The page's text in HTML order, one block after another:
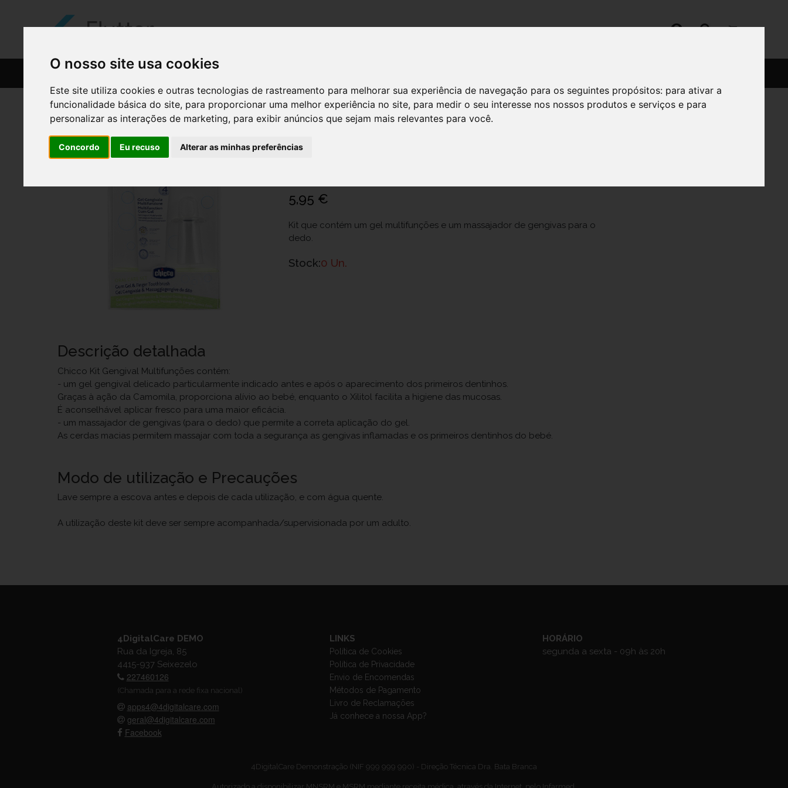
O nosso site usa cookies
Este site utiliza cookies e outras tecnologias de rastreamento para melhorar sua experiência de navegação para os seguintes propósitos: para ativar a
funcionalidade básica do site, para proporcionar uma melhor experiência no site, para medir o seu interesse nos nossos produtos e serviços e para
personalizar as interações de marketing, para exibir anúncios que sejam mais relevantes para você.
Concordo Eu recuso Alterar as minhas preferências
CH.2525000000 KIT GEL /BALSAMO PRIM/DENTES
5,95 €
Kit que contém um gel multifunções e um massajador de gengivas para o
dedo.
Stock:0 Un.
Descrição detalhada
Chicco Kit Gengival Multifunções contém:
- um gel gengival delicado particularmente indicado antes e após o aparecimento dos primeiros dentinhos.
Graças à ação da Camomila, proporciona alívio ao bebé, enquanto o Xilitol facilita a higiene das mucosas.
É aconselhável aplicar fresco para uma maior eficácia.
- um massajador de gengivas (para o dedo) que permite a correta aplicação do gel.
As cerdas macias permitem massajar com toda a segurança as gengivas inflamadas e os primeiros dentinhos do bebé.
Modo de utilização e Precauções
Lave sempre a escova antes e depois de cada utilização, e com água quente.
A utilização deste kit deve ser sempre acompanhada/supervisionada por um adulto.
4DigitalCare DEMO
Rua da Igreja, 85
4415-937 Seixezelo
227460126
(Chamada para a rede fixa nacional)
apps4@4digitalcare.com
geral@4digitalcare.com
Facebook
LINKS
Política de Cookies
Política de Privacidade
Envio de Encomendas
Métodos de Pagamento
Livro de Reclamações
Já conhece a nossa App?
HORÁRIO
segunda a sexta - 09h às 20h
4DigitalCare Demonstração (NIF 999 999 990) - Direção Técnica Dra. Bata Branca